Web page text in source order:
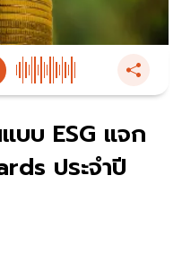
บบ ESG แจก
ประจำปี